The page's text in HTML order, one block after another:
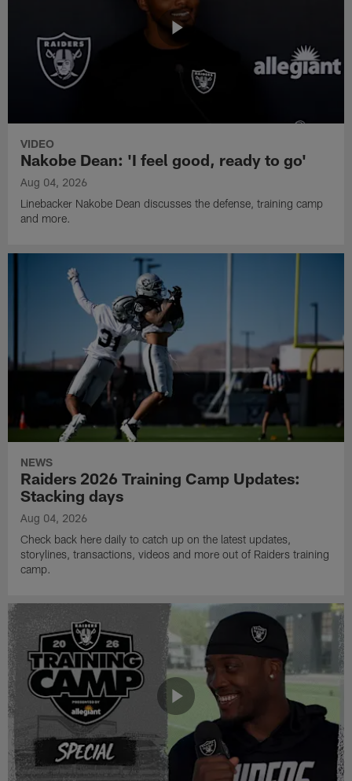
VIDEO
Nakobe Dean: 'I feel good, ready to go'
Aug 04, 2026
Linebacker Nakobe Dean discusses the defense, training camp
and more.
NEWS
Raiders 2026 Training Camp Updates:
Stacking days
Aug 04, 2026
Check back here daily to catch up on the latest updates,
storylines, transactions, videos and more out of Raiders training
camp.